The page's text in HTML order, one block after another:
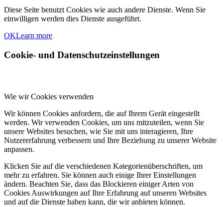
Diese Seite benutzt Cookies wie auch andere Dienste. Wenn Sie
einwilligen werden dies Dienste ausgeführt.
OKLearn more
Cookie- und Datenschutzeinstellungen
Wie wir Cookies verwenden
Wir können Cookies anfordern, die auf Ihrem Gerät eingestellt
werden. Wir verwenden Cookies, um uns mitzuteilen, wenn Sie
unsere Websites besuchen, wie Sie mit uns interagieren, Ihre
Nutzererfahrung verbessern und Ihre Beziehung zu unserer Website
anpassen.
Klicken Sie auf die verschiedenen Kategorienüberschriften, um
mehr zu erfahren. Sie können auch einige Ihrer Einstellungen
ändern. Beachten Sie, dass das Blockieren einiger Arten von
Cookies Auswirkungen auf Ihre Erfahrung auf unseren Websites
und auf die Dienste haben kann, die wir anbieten können.